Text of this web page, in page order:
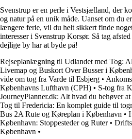
Svenstrup er en perle i Vestsjælland, der
og natur på en unik måde. Uanset om du
længere ferie, vil du helt sikkert finde
interesser i Svenstrup Korsør. Så tag
dejlige by har at byde på!
Rejseplanlægning til Udlandet med Tog:
Livemap og Buskort Over Busser i
vide om tog fra Varde til Esbjerg •
Københavns Lufthavn (CPH) • S-tog fra
JourneyPlanner.dk: Alt hvad du behøver
Tog til Fredericia: En komplet guide til
Bus 2A Rute og Køreplan i København •
København: Stoppesteder og Ruter•
København •